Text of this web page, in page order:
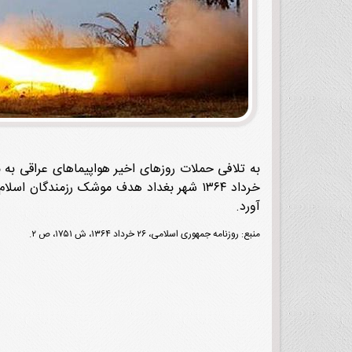
آورد.
منبع: روزنامه جمهوری اسلامی، ۲۶ خرداد ۱۳۶۴، ش ۱۷۵۱، ص ۲.